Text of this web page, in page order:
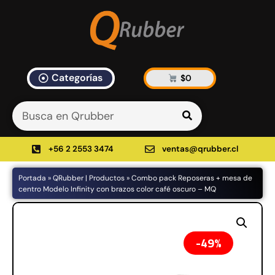
Categorías $0
+56 2 2553 3474 ventas@qrubber.cl
Portada »QRubber | Productos»Combo pack Reposeras + mesa de
centro Modelo Infinity con brazos color café oscuro – MQ
49%
Artículos Blog
535 results found in 10ms
Filtrar
Productos